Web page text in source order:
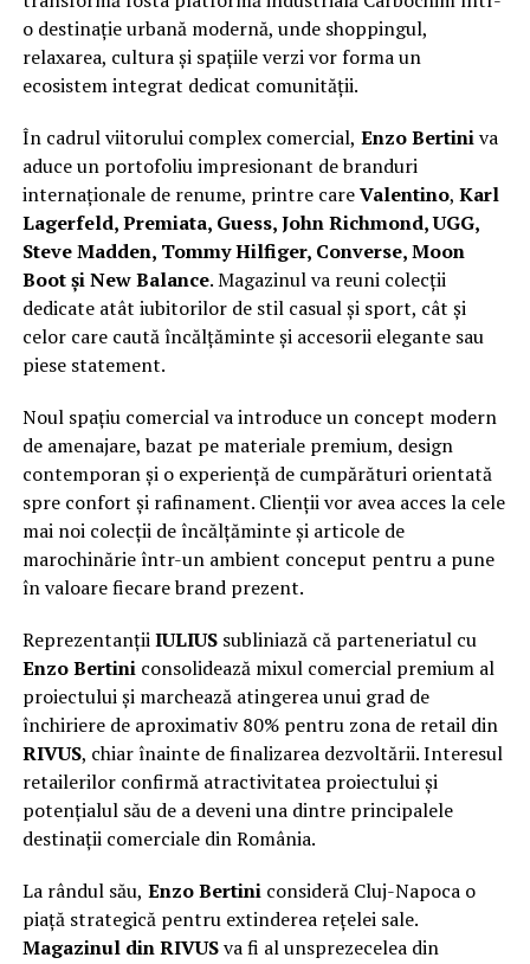
o destinație urbană modernă, unde shoppingul,
relaxarea, cultura și spațiile verzi vor forma un
ecosistem integrat dedicat comunității.
În cadrul viitorului complex comercial, Enzo Bertiniva
aduce un portofoliu impresionant de branduri
internaționale de renume, printre careValentino, Karl
Lagerfeld, Premiata, Guess, John Richmond, UGG,
Steve Madden, Tommy Hilfiger, Converse, Moon
Boot și New Balance. Magazinul va reuni colecții
dedicate atât iubitorilor de stil casual și sport, cât și
celor care caută încălțăminte și accesorii elegante sau
piese statement.
Noul spațiu comercial va introduce un concept modern
de amenajare, bazat pe materiale premium, design
contemporan și o experiență de cumpărături orientată
spre confort și rafinament. Clienții vor avea acces la cele
mai noi colecții de încălțăminte și articole de
marochinărie într-un ambient conceput pentru a pune
în valoare fiecare brand prezent.
ReprezentanțiiIULIUSsubliniază că parteneriatul cu
Enzo Bertiniconsolidează mixul comercial premium al
proiectului și marchează atingerea unui grad de
închiriere de aproximativ 80% pentru zona de retail din
RIVUS, chiar înainte de finalizarea dezvoltării. Interesul
retailerilor confirmă atractivitatea proiectului și
potențialul său de a deveni una dintre principalele
destinații comerciale din România.
La rândul său, Enzo Bertiniconsideră Cluj-Napoca o
piață strategică pentru extinderea rețelei sale.
Magazinul din RIVUSva fi al unsprezecelea din